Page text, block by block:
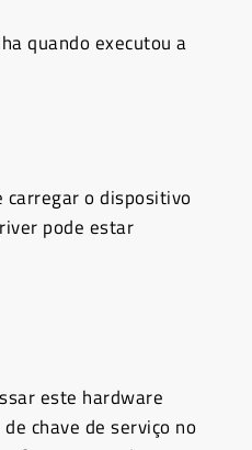
quando executou a
carregar o dispositivo
pode estar
este hardware
chave de serviço no